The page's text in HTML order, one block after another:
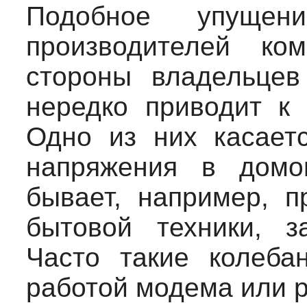
Подобное
производителей
стороны
нередко приводит
Одно из них
напряжения в
бывает, например,
бытовой техники,
Часто такие
работой модема или